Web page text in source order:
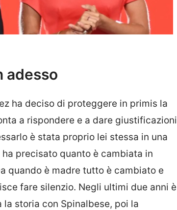
adesso
ha deciso di proteggere in primis la
a rispondere e a dare giustificazioni
è stata proprio lei stessa in una
precisato quanto è cambiata in
quando è madre tutto è cambiato e
fare silenzio. Negli ultimi due anni è
storia con Spinalbese, poi la